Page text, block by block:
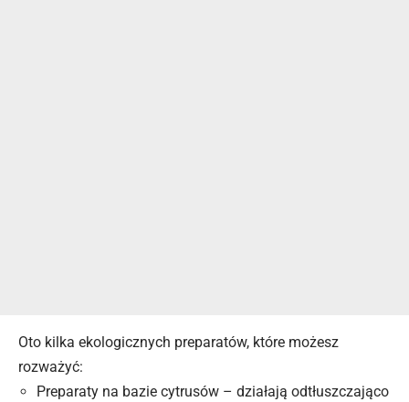
Oto kilka ekologicznych preparatów, które możesz
rozważyć:
Preparaty na bazie cytrusów – działają odtłuszczająco